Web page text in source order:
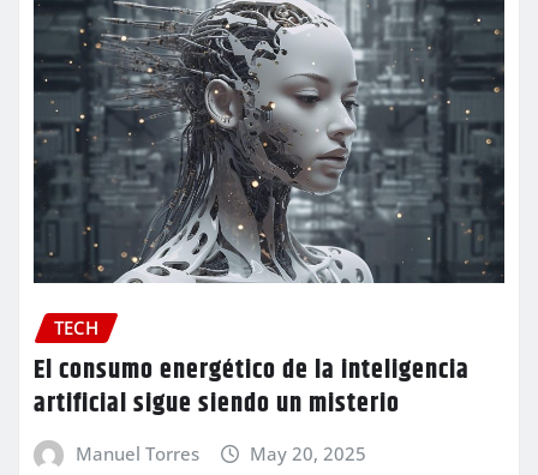
TECH
El consumo energético de la inteligencia
artificial sigue siendo un misterio
Manuel Torres May 20, 2025